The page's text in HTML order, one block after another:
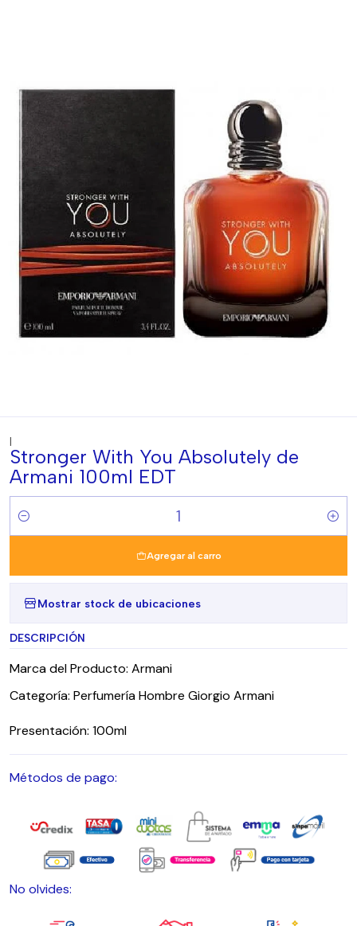
|
Stronger With You Absolutely de
Armani 100ml EDT
Cantidad
Agregar al carro
Mostrar stock de ubicaciones
DESCRIPCIÓN
Marca del Producto: Armani
Categoría: Perfumería Hombre Giorgio Armani
Presentación: 100ml
Métodos de pago:
No olvides: